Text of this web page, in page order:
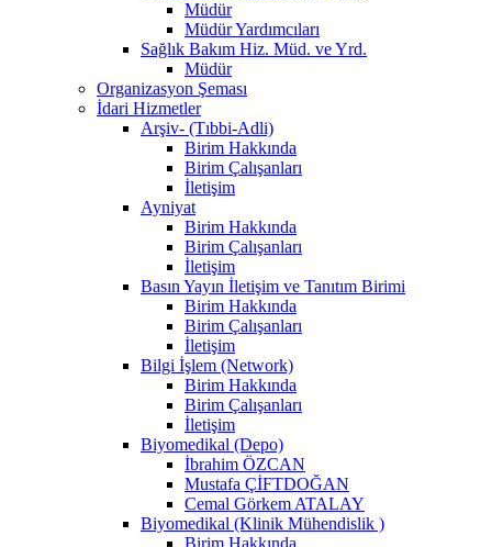
Müdür
Müdür Yardımcıları
Sağlık Bakım Hiz. Müd. ve Yrd.
Müdür
Organizasyon Şeması
İdari Hizmetler
Arşiv- (Tıbbi-Adli)
Birim Hakkında
Birim Çalışanları
İletişim
Ayniyat
Birim Hakkında
Birim Çalışanları
İletişim
Basın Yayın İletişim ve Tanıtım Birimi
Birim Hakkında
Birim Çalışanları
İletişim
Bilgi İşlem (Network)
Birim Hakkında
Birim Çalışanları
İletişim
Biyomedikal (Depo)
İbrahim ÖZCAN
Mustafa ÇİFTDOĞAN
Cemal Görkem ATALAY
Biyomedikal (Klinik Mühendislik )
Birim Hakkında